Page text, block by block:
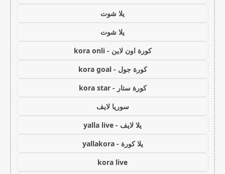
يلا شوت
يلا شوت
كورة اون لاين - kora onli
كورة جول - kora goal
كورة ستار - kora star
سوريا لايف
يلا لايف - yalla live
يلا كورة - yallakora
kora live